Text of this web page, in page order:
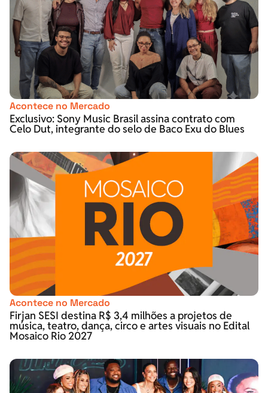
Acontece no Mercado
Exclusivo: Sony Music Brasil assina contrato com
Celo Dut, integrante do selo de Baco Exu do Blues
Acontece no Mercado
Firjan SESI destina R$ 3,4 milhões a projetos de
música, teatro, dança, circo e artes visuais no Edital
Mosaico Rio 2027